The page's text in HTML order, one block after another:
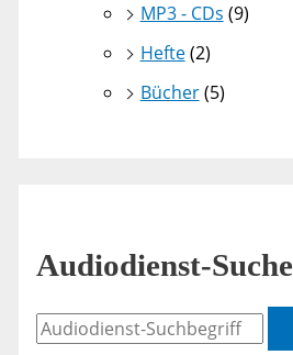
MP3 - CDs (9)
Hefte(2)
Bücher(5)
Audiodienst-Suche